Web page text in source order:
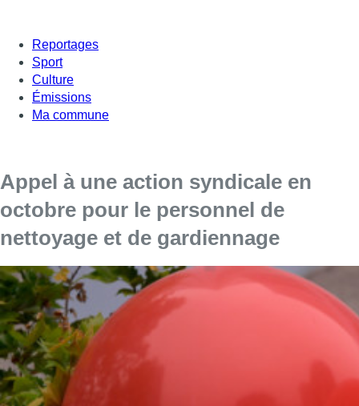
Reportages
Sport
Culture
Émissions
Ma commune
Appel à une action syndicale en
octobre pour le personnel de
nettoyage et de gardiennage